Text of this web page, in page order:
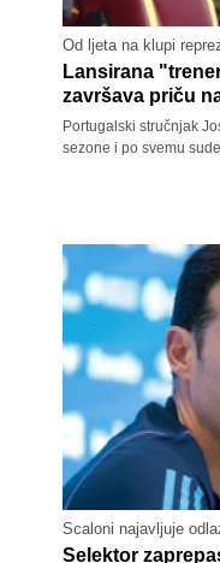
Od ljeta na klupi
Lansirana
završava priču
Portugalski stručnjak
sezone i po svemu
Scaloni najavljuje
Selektor